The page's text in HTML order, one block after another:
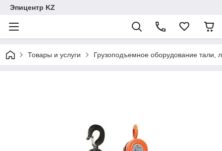
Эпицентр KZ
Товары и услуги Грузоподъемное оборудование тали,